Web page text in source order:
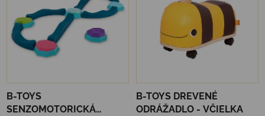
B-TOYS
SENZOMOTORICKÁ
B-TOYS DREVENÉ
ODRÁŽADLO - VČIELKA